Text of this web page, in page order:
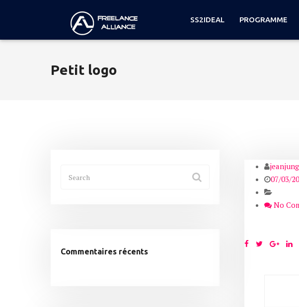
SS2IDEAL PROGRAMME
Petit logo
07/03/
No
Commentaires récents